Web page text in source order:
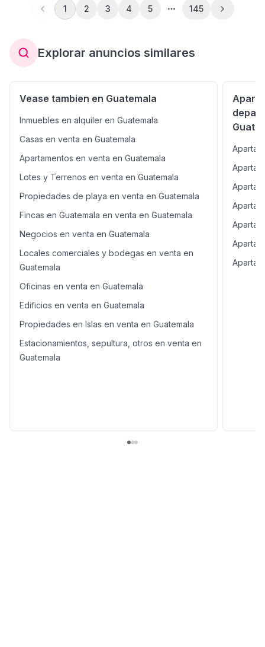
principales vías de acceso ESPECIFICACIONES DEL
INMUEBLE Área de construcción: 135.92 m² 2
Baño de visitas Sala Comedor Cocina Área de
lavandería equipada Dormitorio de servicio con baño
Balcón 2 parqueos AMENIDADES DEL EDIFICIO
USD$300,000.00 Más impuestos INFORMACIÓN
Q1,800.00 mensuales CD/DC
1 2 3 4 5 145
Explorar anuncios similares
Vease tambien en Guatemala
Inmuebles en alquiler en Guatemala
Casas en venta en Guatemala
Apartamentos en venta en Guatemala
Lotes y Terrenos en venta en Guatemala
Propiedades de playa en venta en Guatemala
Fincas en Guatemala en venta en Guatemala
Negocios en venta en Guatemala
Locales comerciales y bodegas en venta en
Guatemala
Oficinas en venta en Guatemala
Edificios en venta en Guatemala
Propiedades en Islas en venta en Guatemala
Estacionamientos, sepultura, otros en venta en
Guatemala